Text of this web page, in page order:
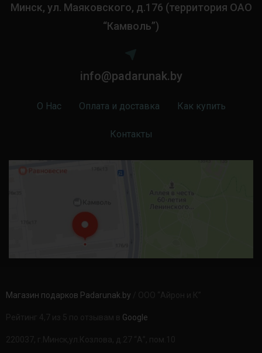
Минск, ул. Маяковского, д.176 (территория ОАО
“Камволь”)
info@padarunak.by
О Нас Оплата и доставка Как купить
Контакты
Магазин подарков Padarunak.by
Google